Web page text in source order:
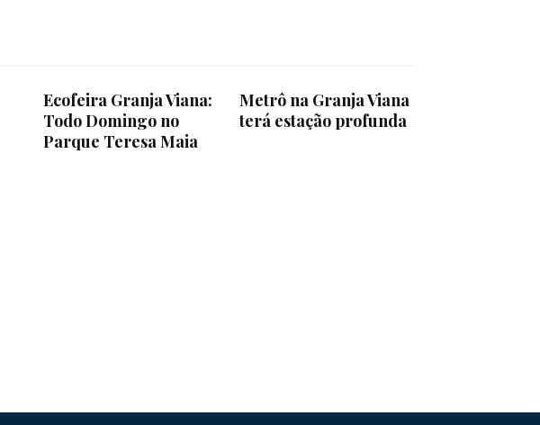
Ecofeira Granja Viana:
Todo Domingo no
Parque Teresa Maia
Metrô na Granja Viana
terá estação profunda